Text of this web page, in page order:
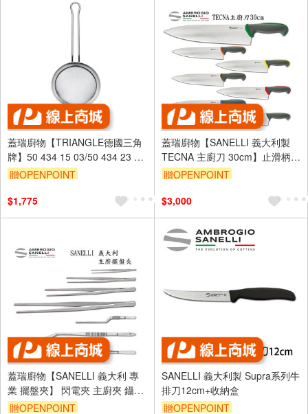
蓋瑞廚物【TRIANGLE德國三角
牌】50 434 15 03/50 434 23 03
過濾器 Ø 15 /23公分
贈OPENPOINT
$1,775
蓋瑞廚物【SANELLI 義大利製
TECNA 主廚刀 30cm】止滑柄
廚房刀 調理刀 廚刀 主廚刀 西式
贈OPENPOINT
$3,000
蓋瑞廚物【SANELLI 義大利 專
業 擺盤夾】 閃電夾 主廚夾 鑷子
曲柄 食物夾 沙拉夾 窄餐夾 夾子
贈OPENPOINT
SANELLI 義大利製 Supra系列牛
排刀12cm+收納盒
贈OPENPOINT